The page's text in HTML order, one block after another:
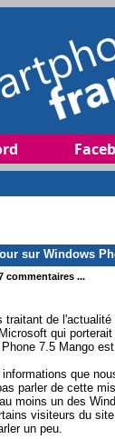
sur Windows
commentaires ...
de
qui
7.5 Mango
que
parler de cette
moins un des
visiteurs du
un peu.